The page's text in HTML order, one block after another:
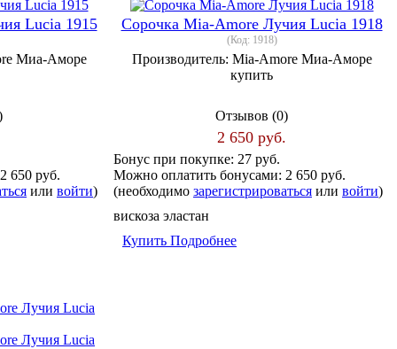
Lucia 1915
Миа-Аморе
2 650 руб.
или войти)
Сорочка Mia-Amore Лучия Lucia 1918
(Код: 1918)
Производитель: Mia-Amore Миа-Аморе
купить
Отзывов (0)
2 650 руб.
Бонус при покупке: 27 руб.
Можно оплатить бонусами: 2 650 руб.
(необходимо зарегистрироваться или войти)
вискоза эластан
Купить Подробнее